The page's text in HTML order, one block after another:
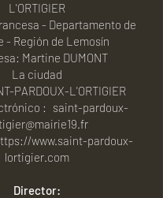
L'ORTIGIER
- Departamento de
- Región de Lemosín
Martine DUMONT
La ciudad
PARDOUX-L'ORTIGIER
:
saint-pardoux-
www.saint-pardoux-
lortigier.com
Director: